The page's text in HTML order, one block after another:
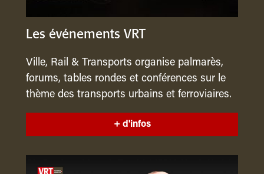
Les événements VRT
Ville, Rail & Transports organise palmarès,
forums, tables rondes et conférences sur le
thème des transports urbains et ferroviaires.
+ d'infos